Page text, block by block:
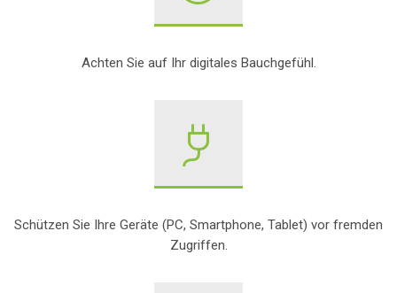
Achten Sie auf Ihr digitales Bauchgefühl.
Schützen Sie Ihre Geräte (PC, Smartphone, Tablet) vor fremden
Zugriffen.